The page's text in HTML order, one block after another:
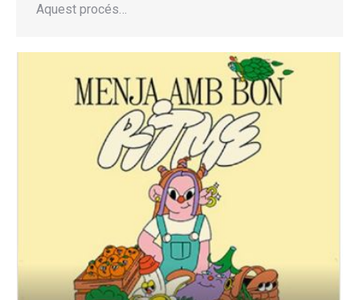
Aquest procés…